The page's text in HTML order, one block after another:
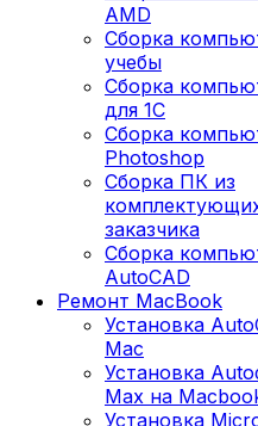
AMD
Сборка
учебы
Сборка
для 1С
Сборка
Photoshop
Сборка ПК из
заказчика
Сборка
AutoCAD
Ремонт MacBook
Установка
Mac
Установка
Max на
Установка